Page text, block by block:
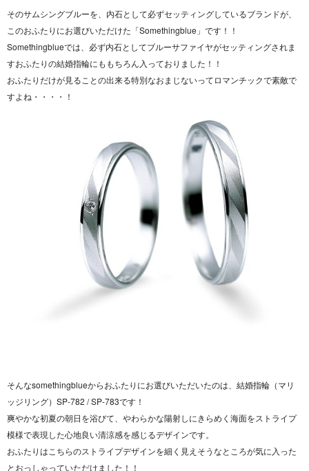
そのサムシングブルーを、内石として必ずセッティングしているブランドが、
このおふたりにお選びいただけた「Somethingblue」です！！
Somethingblueでは、必ず内石としてブルーサファイヤがセッティングされま
すおふたりの結婚指輪にももちろん入っておりました！！
おふたりだけが見ることの出来る特別なおまじないってロマンチックで素敵で
すよね・・・・！
そんなsomethingblueからおふたりにお選びいただいたのは、結婚指輪（マリ
ッジリング）SP-782 / SP-783です！
爽やかな初夏の朝日を浴びて、やわらかな陽射しにきらめく海面をストライプ
模様で表現した心地良い清涼感を感じるデザインです。
おふたりはこちらのストライプデザインを細く見えそうなところが気に入った
とおっしゃっていただけました！！